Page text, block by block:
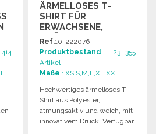
1
ÄRMELLOSES T-
SHIRT FÜR
ERWACHSENE,
GRÖSSE XL
Ref.10-222076
Produktbestand : 23 355
Artikel
Maße : XS,S,M,L,XL,XXL
Hochwertiges ärmelloses T-
Shirt aus Polyester,
atmungsaktiv und weich, mit
innovativem Druck. Verfügbar